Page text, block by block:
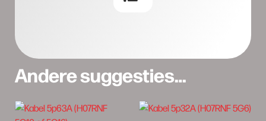
Andere suggesties…